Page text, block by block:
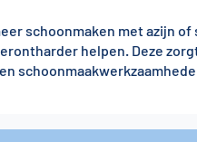
schoonmaken met azijn of
helpen. Deze